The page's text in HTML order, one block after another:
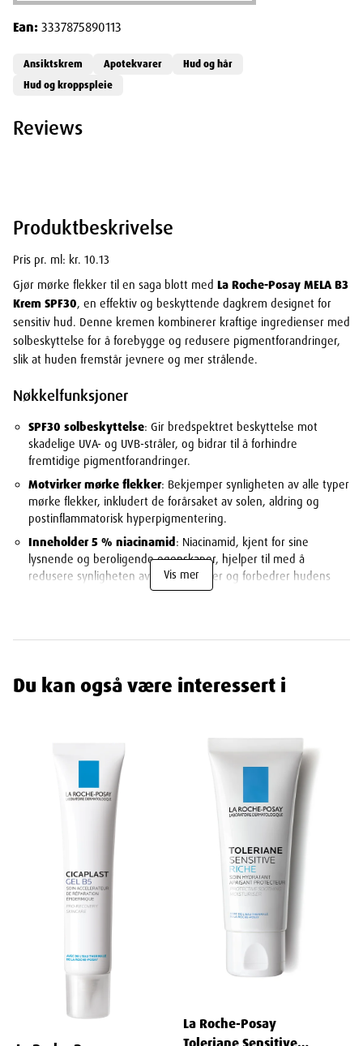
Produktbeskrivelse
Pris pr. ml: kr. 10.13
Gjør mørke flekker til en saga blott med La Roche-Posay MELA B3
Krem SPF30, en effektiv og beskyttende dagkrem designet for
sensitiv hud. Denne kremen kombinerer kraftige ingredienser med
solbeskyttelse for å forebygge og redusere pigmentforandringer,
slik at huden fremstår jevnere og mer strålende.
Nøkkelfunksjoner
SPF30 solbeskyttelse: Gir bredspektret beskyttelse mot
skadelige UVA- og UVB-stråler, og bidrar til å forhindre
fremtidige pigmentforandringer.
Motvirker mørke flekker: Bekjemper synligheten av alle typer
mørke flekker, inkludert de forårsaket av solen, aldring og
postinflammatorisk hyperpigmentering.
Inneholder 5 % niacinamid: Niacinamid, kjent for sine
lysnende og beroligende egenskaper, hjelper til med å
redusere synligheten av mørke flekker og forbedrer hudens
minimere risikoen for irritasjon og allergiske reaksjoner.
: Regelmessig bruk resulterer i
en jevnere hudtone med synlig reduserte mørke flekker.
Huden ser sunnere og mer strålende ut.
Effektiv på alle typer flekker
: Uansett om flekkene er
forårsaket av sol, alder eller tidligere betennelser, hjelper
denne kremen til med å synlig redusere dem.
Langvarige resultater
: Vedvarende mørke flekker blir
merkbart redusert etter bare 4 ukers bruk.
Egnet for alle aldre og hudtoner
: Testet og funnet effektiv på
ulike hudtyper og toner, noe som gjør den ideell for alle
Bruksanvisning
øynene. Bruk ekstra solbeskyttelse ved intens eller langvarig
soleksponering.
Vis mer
Ean:3337875890113
Ansiktskrem Apotekvarer
Hud og hår
Hud og kroppspleie
Reviews
Du kan også være interessert i
La Roche-Posay